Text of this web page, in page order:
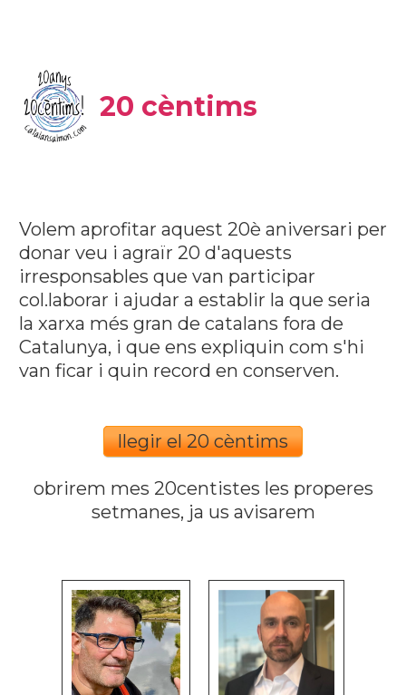
20 cèntims
Volem aprofitar aquest 20è aniversari per
donar veu i agraïr 20 d'aquests
irresponsables que van participar
col.laborar i ajudar a establir la que seria
la xarxa més gran de catalans fora de
Catalunya, i que ens expliquin com s'hi
van ficar i quin record en conserven.
llegir el 20 cèntims
obrirem mes 20centistes les properes
setmanes, ja us avisarem